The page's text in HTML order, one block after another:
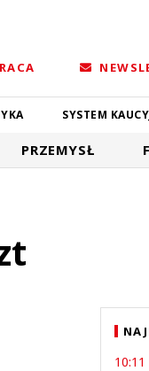
SYSTEM
PRZEMYSŁ
10:11